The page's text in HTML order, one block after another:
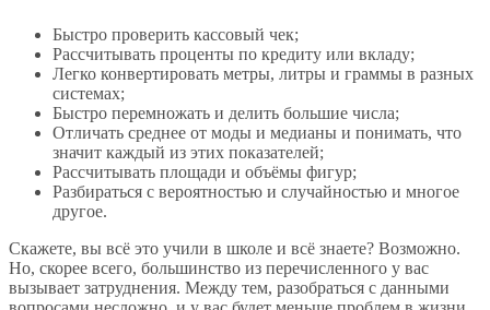
Быстро проверить кассовый чек;
Рассчитывать проценты по кредиту или вкладу;
Легко конвертировать метры, литры и граммы в разных
системах;
Быстро перемножать и делить большие числа;
Отличать среднее от моды и медианы и понимать, что
значит каждый из этих показателей;
Рассчитывать площади и объёмы фигур;
Разбираться с вероятностью и случайностью и многое
другое.
Скажете, вы всё это учили в школе и всё знаете? Возможно.
Но, скорее всего, большинство из перечисленного у вас
вызывает затруднения. Между тем, разобраться с данными